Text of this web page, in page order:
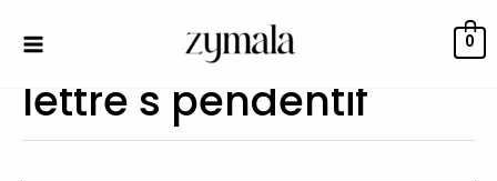
0
lettre s pendentif